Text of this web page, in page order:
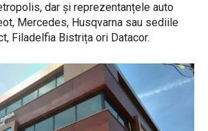
dar și reprezentanțele auto
Mercedes, Husqvarna sau sediile
Filadelfia Bistrița ori Datacor.